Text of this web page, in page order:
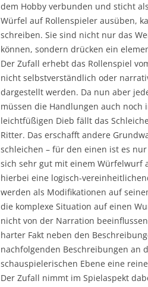
dem Hobby verbunden und sticht
Würfel auf Rollenspieler ausüben,
schreiben. Sie sind nicht nur das
können, sondern drücken ein
Der Zufall erhebt das Rollenspiel
nicht selbstverständlich oder
dargestellt werden. Da nun aber
müssen die Handlungen auch noch
leichtfüßigen Dieb fällt das
Ritter. Das erschafft andere
schleichen – für den einen ist es
sich sehr gut mit einem Würfelwurf
hierbei eine logisch-
werden als Modifikationen auf
die komplexe Situation auf einen
nicht von der Narration
harter Fakt neben den
nachfolgenden Beschreibungen an
schauspielerischen Ebene eine
Der Zufall nimmt im Spielaspekt